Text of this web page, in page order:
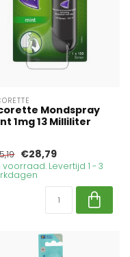
Mondspray
1mg 13 Milliliter
€28,79
voorraad. Levertijd 1 - 3